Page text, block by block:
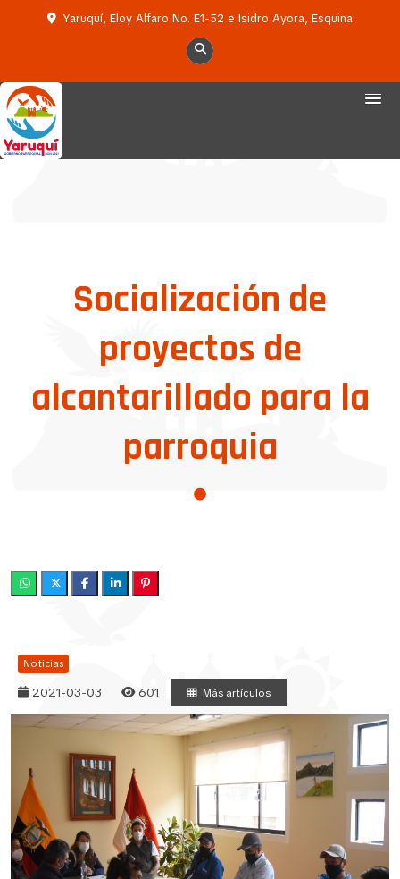
Yaruquí, Eloy Alfaro No. E1-52 e Isidro Ayora, Esquina
Socialización de
proyectos de
alcantarillado para la
parroquia
Noticias
2021-03-03 601 Más artículos